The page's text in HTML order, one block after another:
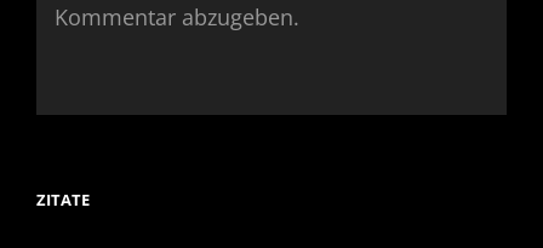
Kommentar abzugeben.
ZITATE